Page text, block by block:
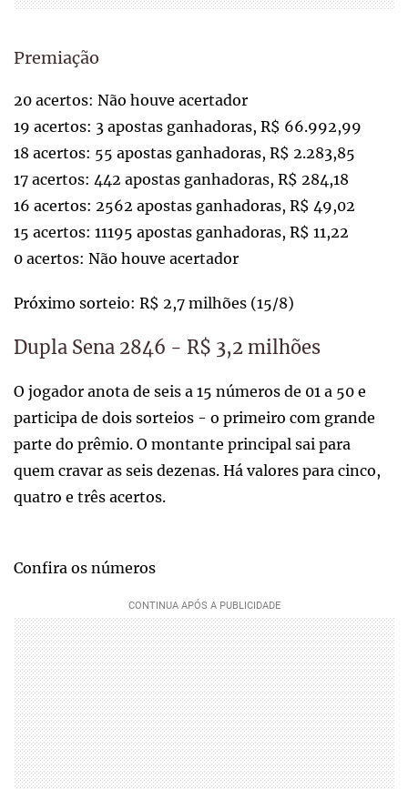
Premiação
20 acertos: Não houve acertador
19 acertos: 3 apostas ganhadoras, R$ 66.992,99
18 acertos: 55 apostas ganhadoras, R$ 2.283,85
17 acertos: 442 apostas ganhadoras, R$ 284,18
16 acertos: 2562 apostas ganhadoras, R$ 49,02
15 acertos: 11195 apostas ganhadoras, R$ 11,22
0 acertos: Não houve acertador
Próximo sorteio: R$ 2,7 milhões (15/8)
Dupla Sena 2846 - R$ 3,2 milhões
O jogador anota de seis a 15 números de 01 a 50 e
participa de dois sorteios - o primeiro com grande
parte do prêmio. O montante principal sai para
quem cravar as seis dezenas. Há valores para cinco,
quatro e três acertos.
Confira os números